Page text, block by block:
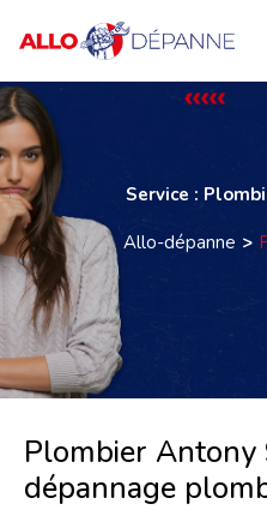
Service :
Allo-dépanne
Plombier
dépannage